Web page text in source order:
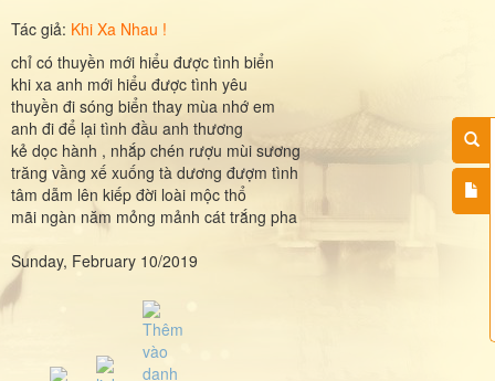
Tác giả: Khi Xa Nhau !
chỉ có thuyền mới hiểu được tình biển
khi xa anh mới hiểu được tình yêu
thuyền đi sóng biển thay mùa nhớ em
anh đi để lại tình đầu anh thương
kẻ dọc hành , nhắp chén rượu mùi sương
trăng vầng xế xuống tà dương đượm tình
tâm dẫm lên kiếp đời loài mộc thổ
mãi ngàn năm mỏng mảnh cát trắng pha
Sunday, February 10/2019